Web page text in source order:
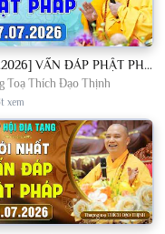
[07.07.2026] VẤN ĐÁP PHẬT PHÁP - Nghe Thầy giảng Pháp mỗi ngày CÔNG ĐỨC VÔ LƯỢNG│TT. Thích Đạo Thịnh
Toạ Thích Đạo Thịnh
xem